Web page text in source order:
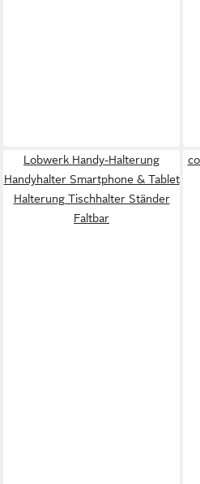
Lobwerk Handy-Halterung
Handyhalter Smartphone & Tablet
Halterung Tischhalter Ständer
Faltbar